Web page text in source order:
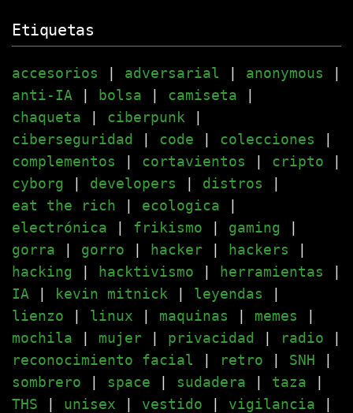
Etiquetas
accesorios | adversarial | anonymous |
anti-IA | bolsa | camiseta |
chaqueta | ciberpunk |
ciberseguridad | code | colecciones |
complementos | cortavientos | cripto |
cyborg | developers | distros |
eat the rich | ecologica |
electrónica | frikismo | gaming |
gorra | gorro | hacker | hackers |
hacking | hacktivismo | herramientas |
IA | kevin mitnick | leyendas |
lienzo | linux | maquinas | memes |
mochila | mujer | privacidad | radio |
reconocimiento facial | retro | SNH |
sombrero | space | sudadera | taza |
THS | unisex | vestido | vigilancia |